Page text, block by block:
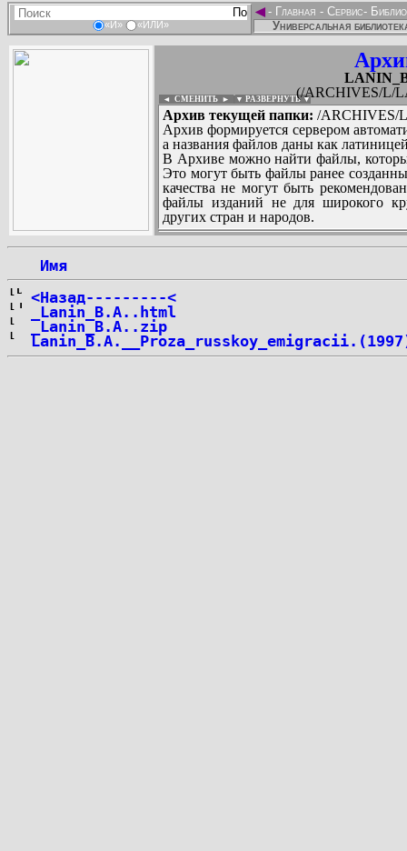
«И» «ИЛИ»
◄- Главная - Сервис-
Универсальная
(/ARCHIVES/L/
◄ СМЕНИТЬ ► ▼ РАЗВЕРНУТЬ ▼
Архив текущей папки: /ARCHIVES/
Архив формируется сервером
а названия файлов даны как
В Архиве можно найти файлы,
Это могут быть файлы ранее
качества не могут быть
файлы изданий не для широкого
других стран и народов.
Имя
<Назад---------<
_Lanin_B.A..html
_Lanin_B.A..zip